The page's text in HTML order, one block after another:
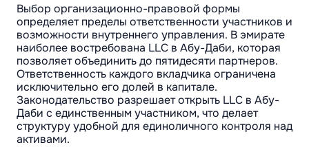
Выбор организационно-правовой формы
определяет пределы ответственности участников и
возможности внутреннего управления. В эмирате
наиболее востребована LLC в Абу-Даби, которая
позволяет объединить до пятидесяти партнеров.
Ответственность каждого вкладчика ограничена
исключительно его долей в капитале.
Законодательство разрешает открыть LLC в Абу-
Даби с единственным участником, что делает
структуру удобной для единоличного контроля над
активами.